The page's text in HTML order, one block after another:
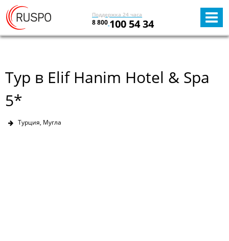
Поддержка 24 часа
8 800 100 54 34
Тур в Elif Hanim Hotel & Spa
5*
Турция, Мугла